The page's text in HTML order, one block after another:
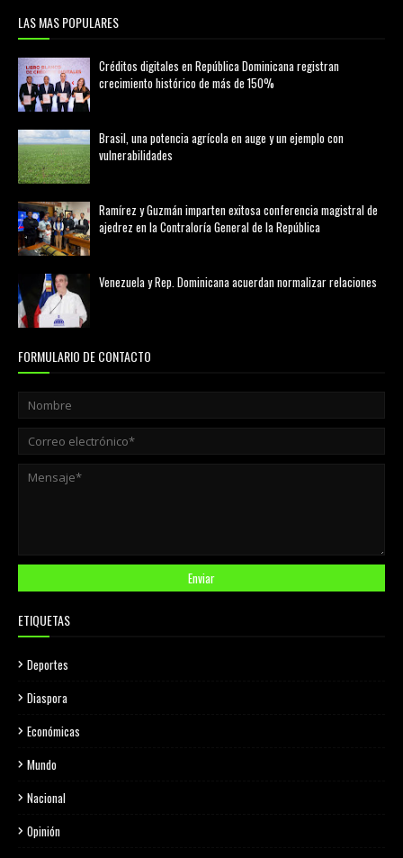
LAS MAS POPULARES
Créditos digitales en República Dominicana registran
crecimiento histórico de más de 150%
Brasil, una potencia agrícola en auge y un ejemplo con
vulnerabilidades
Ramírez y Guzmán imparten exitosa conferencia magistral de
ajedrez en la Contraloría General de la República
Venezuela y Rep. Dominicana acuerdan normalizar relaciones
FORMULARIO DE CONTACTO
ETIQUETAS
Deportes
Diaspora
Económicas
Mundo
Nacional
Opinión